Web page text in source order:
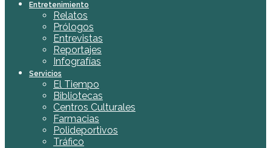
Entretenimiento
Relatos
Prólogos
Entrevistas
Reportajes
Infografías
Servicios
El Tiempo
Bibliotecas
Centros Culturales
Farmacias
Polideportivos
Tráfico